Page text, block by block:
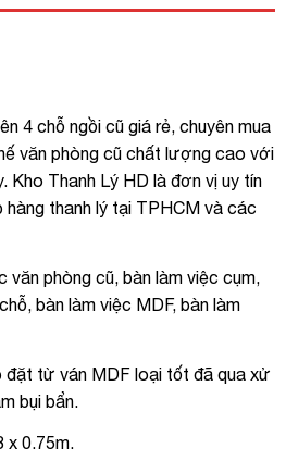
4 chỗ ngồi cũ giá rẻ, chuyên mua
văn phòng cũ chất lượng cao với
Kho Thanh Lý HD là đơn vị uy tín
hàng thanh lý tại TPHCM và các
văn phòng cũ, bàn làm việc cụm,
bàn làm việc MDF, bàn làm
đặt từ ván MDF loại tốt đã qua xử
bụi bẩn.
x 0.75m.